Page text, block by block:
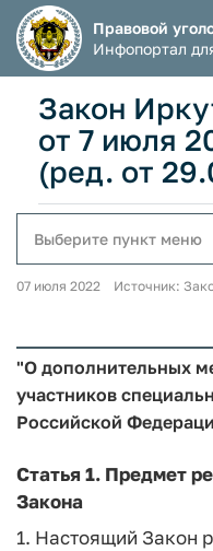
Правовой
Инфопортал
Закон
от 7 июля
(ред. от
Выберите пункт меню
07 июля 2022 Источник:
"О дополнительных
участников
Российской
Статья 1. Предмет
Закона
1. Настоящий Закон